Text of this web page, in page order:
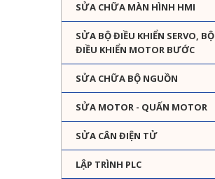
SỬA CHỮA MÀN HÌNH HMI
SỬA BỘ ĐIỀU KHIỂN SERVO, BỘ
ĐIỀU KHIỂN MOTOR BƯỚC
SỬA CHỮA BỘ NGUỒN
SỬA MOTOR - QUẤN MOTOR
SỬA CÂN ĐIỆN TỬ
LẬP TRÌNH PLC